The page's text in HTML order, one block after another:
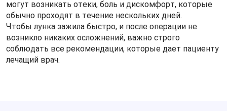
Особенности диагностики - пациенту могут
потребоваться дополнительные рентгеновские
снимки или 3D-сканирование для точного
определения расположения зубной единицы.
Точную стоимость процедуры вы сможете узнать у
своего стоматолога после осмотра и диагностики. Не
могут возникать отеки, боль и дискомфорт, которые
обычно проходят в течение нескольких дней.
Чтобы лунка зажила быстро, и после операции не
возникло никаких осложнений, важно строго
соблюдать все рекомендации, которые дает пациенту
лечащий врач.